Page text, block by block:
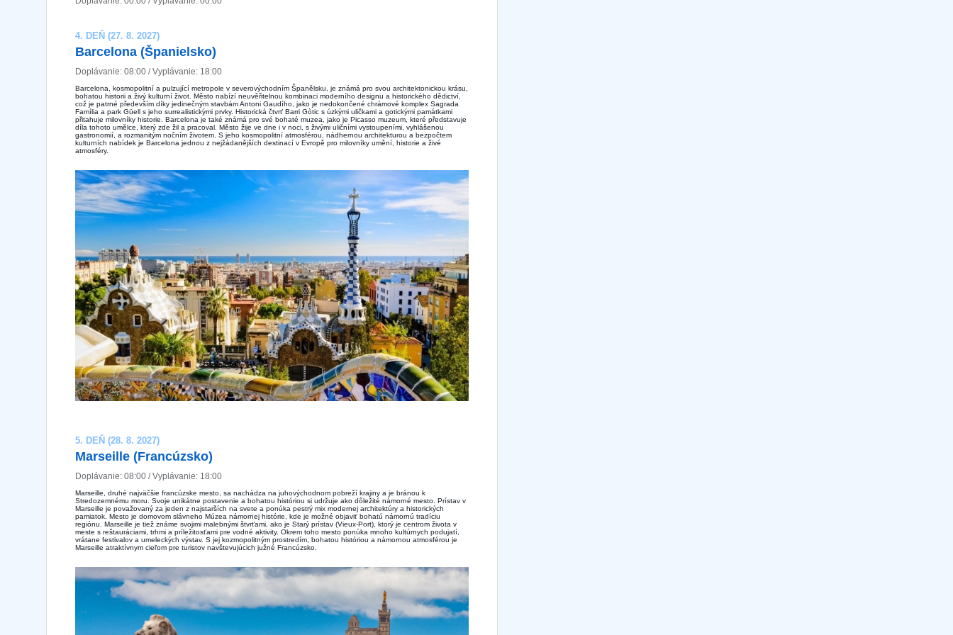
4. DEŇ (27. 8. 2027)
Barcelona ​​(Španielsko)
Doplávanie: 08:00 / Vyplávanie: 18:00
Barcelona, kosmopolitní a pulzující metropole v severovýchodním Španělsku, je známá pro svou architektonickou krásu,
bohatou historii a živý kulturní život. Město nabízí neuvěřitelnou kombinaci moderního designu a historického dědictví,
což je patrné především díky jedinečným stavbám Antoni Gaudího, jako je nedokončené chrámové komplex Sagrada
Família a park Güell s jeho surrealistickými prvky. Historická čtvrť Barri Gòtic s úzkými uličkami a gotickými památkami
přitahuje milovníky historie. Barcelona je také známá pro své bohaté muzea, jako je Picasso muzeum, které představuje
díla tohoto umělce, který zde žil a pracoval. Město žije ve dne i v noci, s živými uličními vystoupeními, vyhlášenou
gastronomií, a rozmanitým nočním životem. S jeho kosmopolitní atmosférou, nádhernou architekturou a bezpočtem
kulturních nabídek je Barcelona jednou z nejžádanějších destinací v Evropě pro milovníky umění, historie a živé
atmosféry.
5. DEŇ (28. 8. 2027)
Marseille (Francúzsko)
Doplávanie: 08:00 / Vyplávanie: 18:00
Marseille, druhé najväčšie francúzske mesto, sa nachádza na juhovýchodnom pobreží krajiny a je bránou k
Stredozemnému moru. Svoje unikátne postavenie a bohatou históriou si udržuje ako dôležité námorné mesto. Prístav v
Marseille je považovaný za jeden z najstarších na svete a ponúka pestrý mix modernej architektúry a historických
pamiatok. Mesto je domovom slávneho Múzea námornej histórie, kde je možné objaviť bohatú námornú tradíciu
regiónu. Marseille je tiež známe svojimi malebnými štvrťami, ako je Starý prístav (Vieux-Port), ktorý je centrom života v
meste s reštauráciami, trhmi a príležitosťami pre vodné aktivity. Okrem toho mesto ponúka mnoho kultúrnych podujatí,
vrátane festivalov a umeleckých výstav. S jej kozmopolitným prostredím, bohatou históriou a námornou atmosférou je
Marseille atraktívnym cieľom pre turistov navštevujúcich južné Francúzsko.